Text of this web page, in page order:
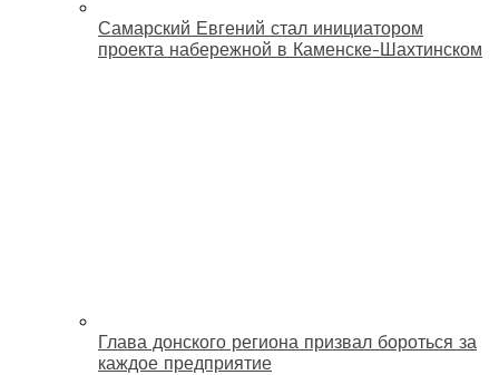
Самарский Евгений стал инициатором
проекта набережной в Каменске-Шахтинском
Глава донского региона призвал бороться за
каждое предприятие